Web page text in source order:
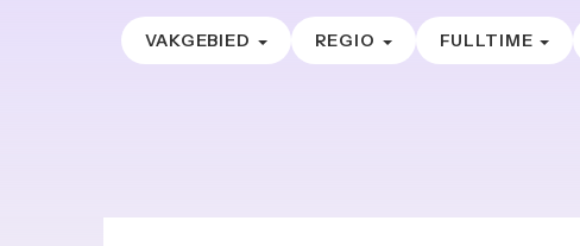
VAKGEBIED REGIO FULLTIME